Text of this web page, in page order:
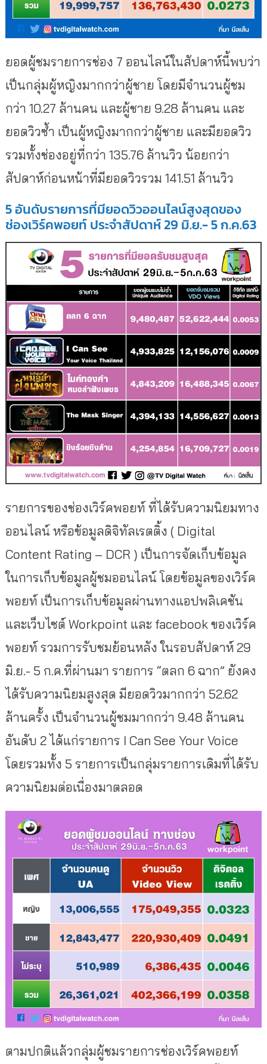
ยอดผู้ชมรายการช่อง 7 ออนไลน์ในสัปดาห์นี้พบว่า
เป็นกลุ่มผู้หญิงมากกว่าผู้ชาย โดยมีจำนวนผู้ชม
กว่า 10.27 ล้านคน และผู้ชาย 9.28 ล้านคน และ
ยอดวิวซ้ำ เป็นผู้หญิงมากกว่าผู้ชาย และมียอดวิว
รวมทั้งช่องอยู่ที่กว่า 135.76 ล้านวิว น้อยกว่า
สัปดาห์ก่อนหน้าที่มียอดวิวรวม 141.51 ล้านวิว
5 อันดับรายการที่มียอดวิวออนไลน์สูงสุดของ
ช่องเวิร์คพอยท์ ประจำสัปดาห์ 29 มิ.ย.- 5 ก.ค.63
รายการของช่องเวิร์คพอยท์ ที่ได้รับความนิยมทาง
ออนไลน์ หรือข้อมูลดิจิทัลเรตติ้ง ( Digital
Content Rating – DCR ) เป็นการจัดเก็บข้อมูล
ในการเก็บข้อมูลผู้ชมออนไลน์ โดยข้อมูลของเวิร์ค
พอยท์ เป็นการเก็บข้อมูลผ่านทางแอปพลิเคชัน
และเว็บไซต์ Workpoint และ facebook ของเวิร์ค
พอยท์ รวมการรับชมย้อนหลัง ในรอบสัปดาห์ 29
มิ.ย.- 5 ก.ค.ที่ผ่านมา รายการ “ตลก 6 ฉาก” ยังคง
ได้รับความนิยมสูงสุด มียอดวิวมากกว่า 52.62
ล้านครั้ง เป็นจำนวนผู้ชมมากกว่า 9.48 ล้านคน
อันดับ 2 ได้แก่รายการ I Can See Your Voice
โดยรวมทั้ง 5 รายการเป็นกลุ่มรายการเดิมที่ได้รับ
ความนิยมต่อเนื่องมาตลอด
ตามปกติแล้วกลุ่มผู้ชมรายการช่องเวิร์คพอยท์